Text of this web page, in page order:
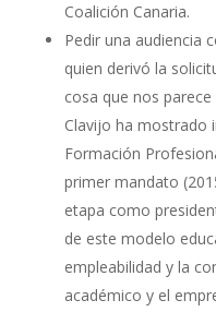
Coalición Canaria.
Pedir una audiencia
quien derivó la
cosa que nos
Clavijo ha mostrado
Formación
primer mandato
etapa como
de este modelo
empleabilidad y la
académico y el